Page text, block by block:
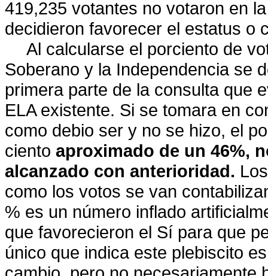
419,235 votantes no votaron en
decidieron favorecer el estatus o
Al calcularse el porciento de
Soberano y la Independencia se
primera parte de la consulta que
ELA existente. Si se tomara en
como debio ser y no se hizo, el
ciento aproximado de un 46%,
alcanzado con anterioridad.
como los votos se van
% es un número inflado
que favorecieron el Sí para que
único que indica este plebiscito